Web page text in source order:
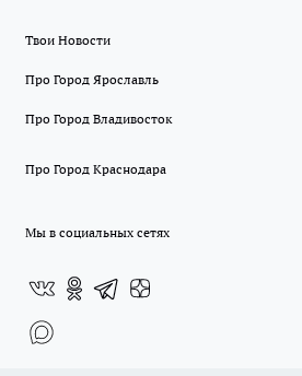
Твои Новости
Про Город Ярославль
Про Город Владивосток
Про Город Краснодара
Мы в социальных сетях